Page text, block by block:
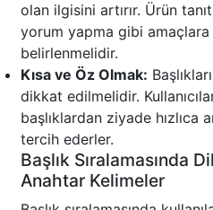
olan ilgisini artırır. Ürün
yorum yapma gibi amaçlara
belirlenmelidir.
Kısa ve Öz Olmak:
dikkat edilmelidir.
başlıklardan ziyade hızlıca
tercih ederler.
Başlık Sıralamasında
Anahtar Kelimeler